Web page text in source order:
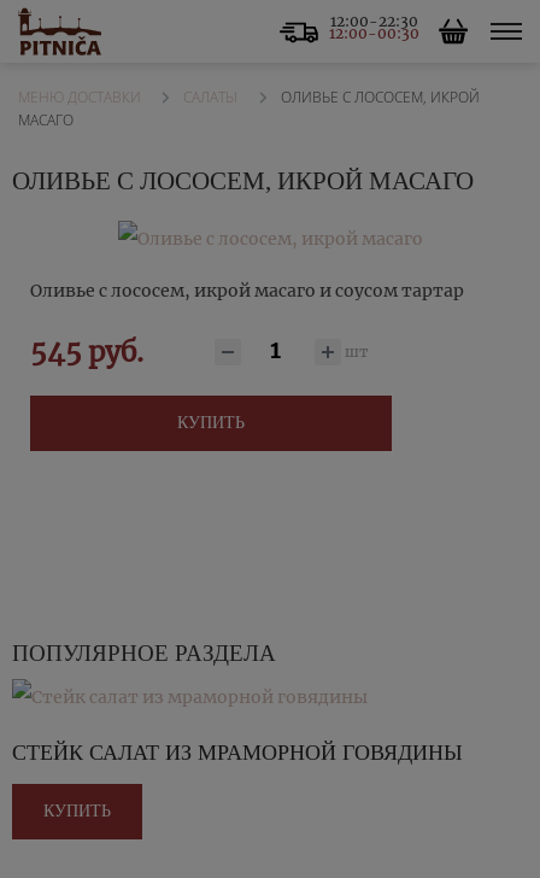
12:00-22:30
12:00-00:30
МЕНЮ ДОСТАВКИ САЛАТЫ
ОЛИВЬЕ С ЛОСОСЕМ, ИКРОЙ
МАСАГО
ОЛИВЬЕ С ЛОСОСЕМ, ИКРОЙ МАСАГО
Оливье с лососем, икрой масаго и соусом тартар
545 руб. шт
КУПИТЬ
ПОПУЛЯРНОЕ РАЗДЕЛА
СТЕЙК САЛАТ ИЗ МРАМОРНОЙ ГОВЯДИНЫ
КУПИТЬ